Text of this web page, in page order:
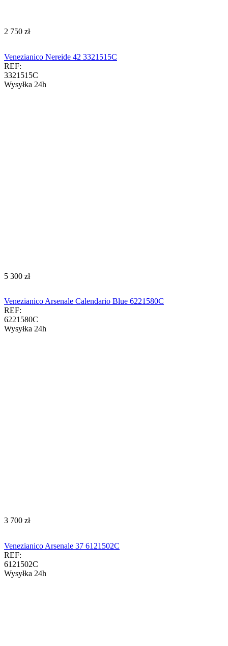
‍2 750‍ zł
Venezianico Nereide 42 3321515C
REF:
3321515C
Wysyłka 24h
‍5 300‍ zł
Venezianico Arsenale Calendario Blue 6221580C
REF:
6221580C
Wysyłka 24h
‍3 700‍ zł
Venezianico Arsenale 37 6121502C
REF:
6121502C
Wysyłka 24h